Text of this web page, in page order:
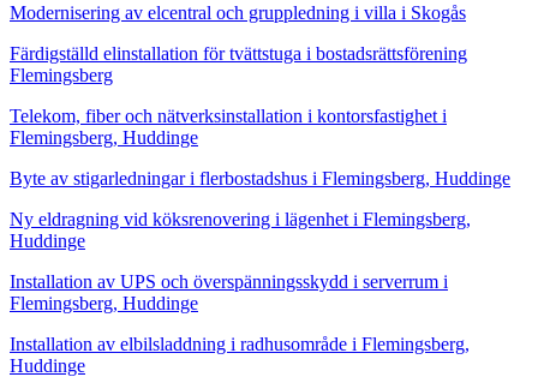
Modernisering av elcentral och gruppledning i villa i Skogås
Färdigställd elinstallation för tvättstuga i bostadsrättsförening
Flemingsberg
Telekom, fiber och nätverksinstallation i kontorsfastighet i
Flemingsberg, Huddinge
Byte av stigarledningar i flerbostadshus i Flemingsberg, Huddinge
Ny eldragning vid köksrenovering i lägenhet i Flemingsberg,
Huddinge
Installation av UPS och överspänningsskydd i serverrum i
Flemingsberg, Huddinge
Installation av elbilsladdning i radhusområde i Flemingsberg,
Huddinge